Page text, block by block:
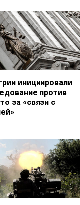
инициировали
против
за «связи с